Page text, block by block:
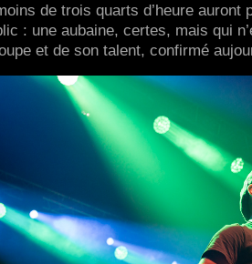
de trois quarts d’heure auront
: une aubaine, certes, mais qui
et de son talent, confirmé